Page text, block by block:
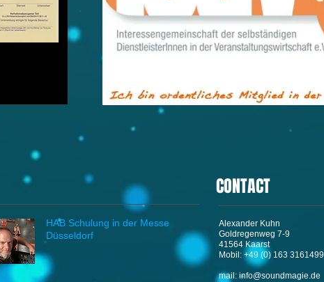
CONTACT
Alexander Kuhn
Goldregenweg 7-9
41564 Kaarst
Mobil: +49 (0) 163 3161499
mail: info@soundmagie.de
HAB Schulung in der Messe
Düsseldorf